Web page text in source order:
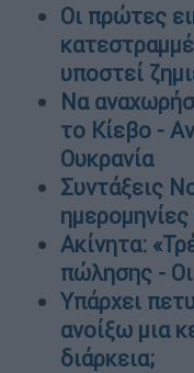
Οι πρώτες
υποστεί
Να
το Κίεβο -
Ουκρανία
Συντάξεις
Ακίνητα:
πώλησης -
Υπάρχει
ανοίξω μια
διάρκεια;